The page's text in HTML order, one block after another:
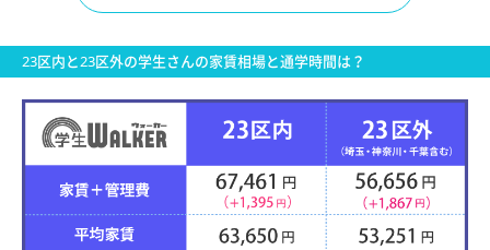
23区内と23区外の学生さんの家賃相場と通学時間は？